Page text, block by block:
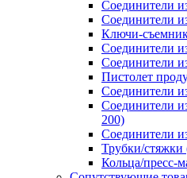
Соединители
Соединители
Ключи-
Соединители
Соединители
Пистолет
Соединители
Соединители
200)
Соединители
Трубки/стяжки
Кольца/пресс-